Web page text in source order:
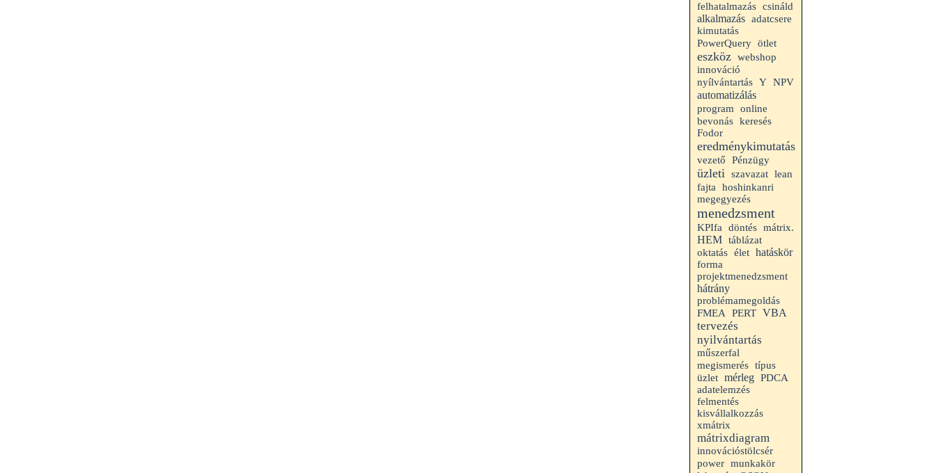
felhatalmazás csináld
alkalmazás adatcsere
kimutatás
PowerQuery ötlet
eszköz webshop
innováció
nyílvántartás Y NPV
automatizálás
program
online
bevonás keresés
Fodor
eredménykimutatás
vezető Pénzügy
üzleti szavazat lean
fajta
hoshinkanri
megegyezés
menedzsment
KPIfa döntés mátrix.
HEM táblázat
oktatás élet hatáskör
forma
projektmenedzsment
hátrány
problémamegoldás
FMEA
PERT VBA
tervezés
nyilvántartás
műszerfal
megismerés típus
üzlet mérleg PDCA
adatelemzés
felmentés
kisvállalkozzás
xmátrix
mátrixdiagram
innovációstölcsér
power munkakör